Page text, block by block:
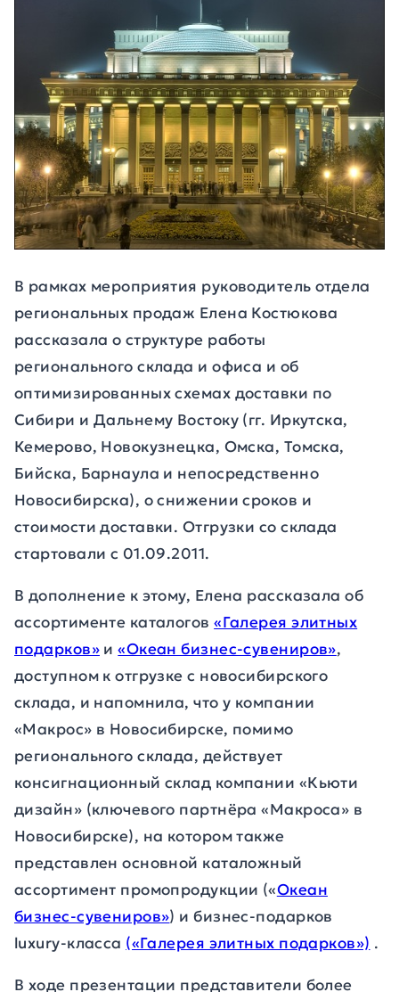
В рамках мероприятия руководитель отдела
региональных продаж Елена Костюкова
рассказала о структуре работы
регионального склада и офиса и об
оптимизированных схемах доставки по
Сибири и Дальнему Востоку (гг. Иркутска,
Кемерово, Новокузнецка, Омска, Томска,
Бийска, Барнаула и непосредственно
Новосибирска), о снижении сроков и
стоимости доставки. Отгрузки со склада
стартовали с 01.09.2011.
В дополнение к этому, Елена рассказала об
ассортименте каталогов«Галерея элитных
подарков»и«Океан бизнес-сувениров»,
доступном к отгрузке с новосибирского
склада, и напомнила, что у компании
«Макрос» в Новосибирске, помимо
регионального склада, действует
консигнационный склад компании «Кьюти
дизайн» (ключевого партнёра «Макроса» в
Новосибирске), на котором также
представлен основной каталожный
ассортимент промопродукции («Океан
бизнес-сувениров») и бизнес-подарков
luxury-класса («Галерея элитных подарков») .
В ходе презентации представители более